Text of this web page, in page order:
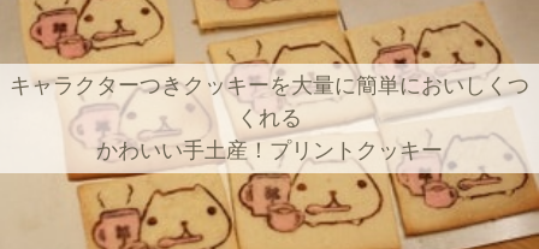
キャラクターつきクッキーを大量に簡単においしくつ
くれる
かわいい手土産！プリントクッキー